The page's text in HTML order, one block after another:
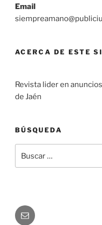
Email
ACERCA DE ESTE
Revista lider en
de Jaén
BÚSQUEDA
por:
Correo